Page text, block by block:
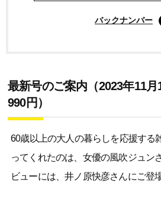
バックナンバー
最新号のご案内（2023年11月
990円）
60歳以上の大人の暮らしを応援する
ってくれたのは、女優の風吹ジュン
ビューには、井ノ原快彦さんにご登